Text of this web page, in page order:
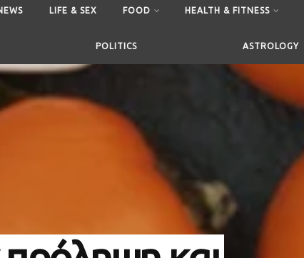
LIFE & SEX FOOD HEALTH & FITNESS
POLITICS ASTROLOGY